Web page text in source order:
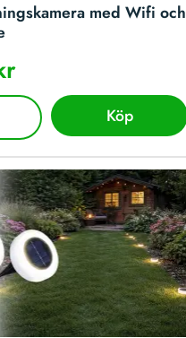
med Wifi och
Köp